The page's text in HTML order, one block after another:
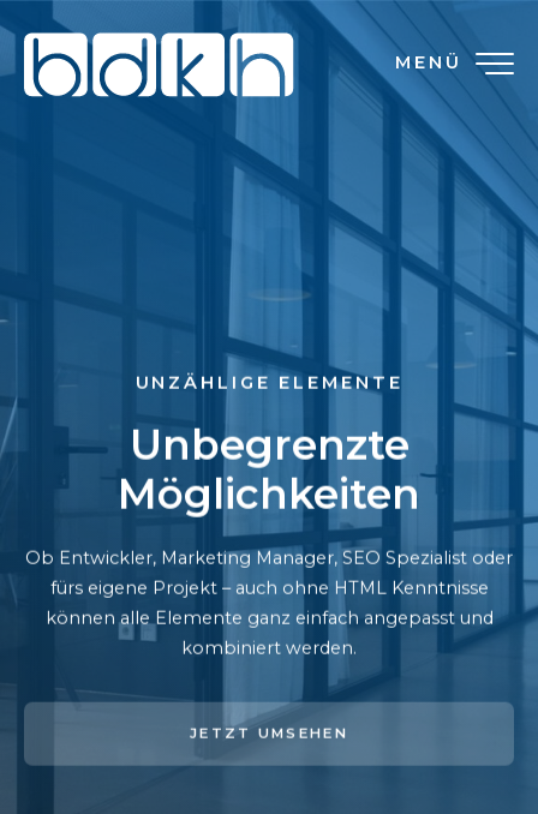
MENÜ
UNZÄHLIGE ELEMENTE
Unbegrenzte
Möglichkeiten
Ob Entwickler, Marketing Manager, SEO Spezialist oder
fürs eigene Projekt – auch ohne HTML Kenntnisse
können alle Elemente ganz einfach angepasst und
kombiniert werden.
JETZT UMSEHEN